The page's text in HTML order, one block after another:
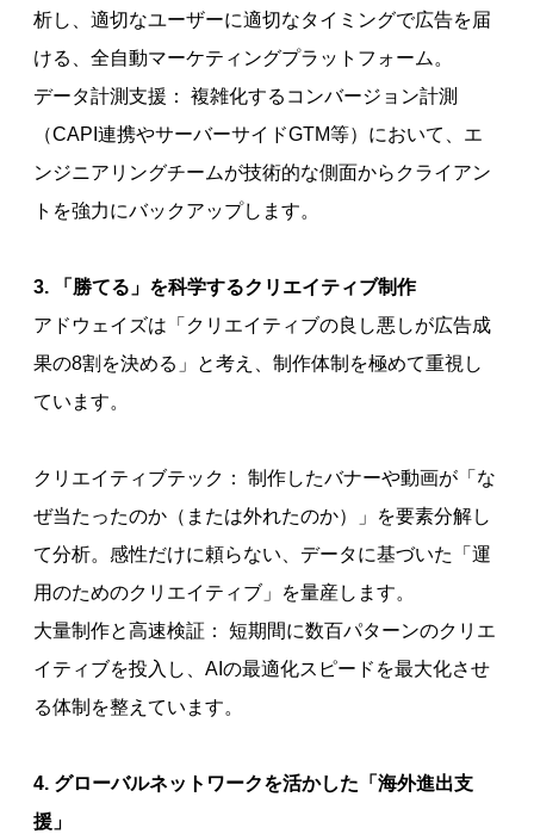
析し、適切なユーザーに適切なタイミングで広告を届
ける、全自動マーケティングプラットフォーム。
データ計測支援： 複雑化するコンバージョン計測
（CAPI連携やサーバーサイドGTM等）において、エ
ンジニアリングチームが技術的な側面からクライアン
トを強力にバックアップします。
3. 「勝てる」を科学するクリエイティブ制作
アドウェイズは「クリエイティブの良し悪しが広告成
果の8割を決める」と考え、制作体制を極めて重視し
ています。
クリエイティブテック： 制作したバナーや動画が「な
ぜ当たったのか（または外れたのか）」を要素分解し
て分析。感性だけに頼らない、データに基づいた「運
用のためのクリエイティブ」を量産します。
大量制作と高速検証： 短期間に数百パターンのクリエ
イティブを投入し、AIの最適化スピードを最大化させ
る体制を整えています。
4. グローバルネットワークを活かした「海外進出支
援」